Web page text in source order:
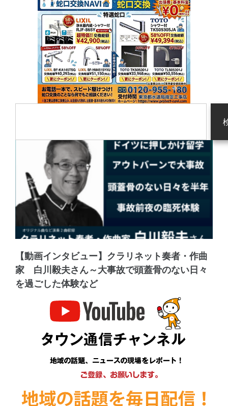
【動画インタビュー】クラリネット奏者・作曲
家 白川毅夫さん～大事故で頭蓋骨のない日々
を過ごした体験など